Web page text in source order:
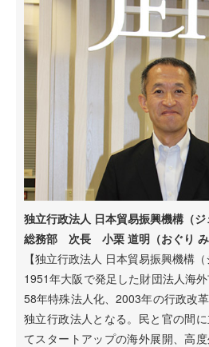
独立行政法人 日本貿易振興機構（ジ
総務部 次長 小栗 道明（おぐり み
【独立行政法人 日本貿易振興機構（
1951年大阪で発足した財団法人海
58年特殊法人化、2003年の行政改
独立行政法人となる。民と官の間
てスタートアップの海外展開、高